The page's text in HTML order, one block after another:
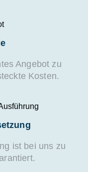
Angebot zu
Kosten.
ist bei uns zu